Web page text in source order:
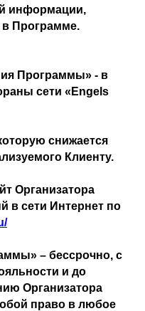
информации,
в Программе.
Программы» - в
сети «Engels
снижается
Клиенту.
Организатора
в сети Интернет по
– бессрочно, с
и до
Организатора
право в любое